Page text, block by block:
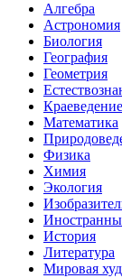
Алгебра
Астрономия
Биология
География
Геометрия
Краеведение
Математика
Физика
Химия
Экология
История
Литература
Мировая